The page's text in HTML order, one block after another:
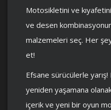
Motosikletini ve
ve desen
malzemeleri seç. Her
et!
Efsane sürücülerle
yeniden yaşamana
içerik ve yeni bir oyun